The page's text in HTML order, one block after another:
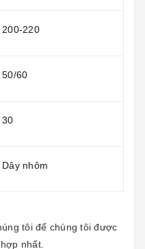
200-220
50/60
30
Dây nhôm
tôi để chúng tôi được
nhất.